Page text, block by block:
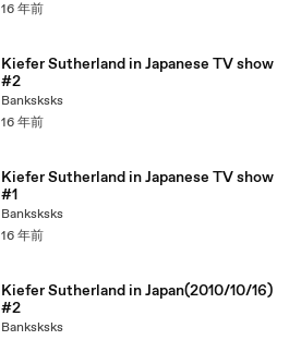
16 年前
Kiefer Sutherland in Japanese TV show
#2
Banksksks
16 年前
Kiefer Sutherland in Japanese TV show
#1
Banksksks
16 年前
Kiefer Sutherland in Japan(2010/10/16)
#2
Banksksks